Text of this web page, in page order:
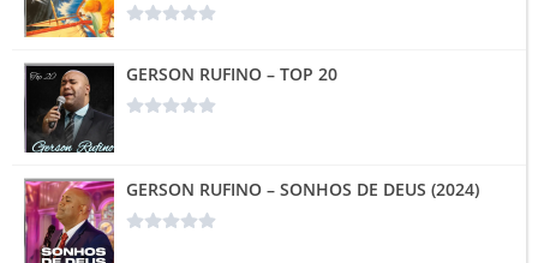
GERSON RUFINO – TOP 20
GERSON RUFINO – SONHOS DE DEUS (2024)